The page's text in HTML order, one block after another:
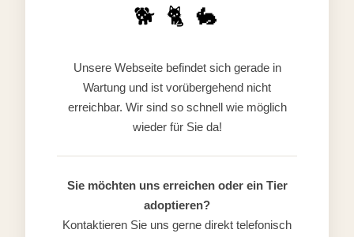
🐕 🐈 🐇
Unsere Webseite befindet sich gerade in
Wartung und ist vorübergehend nicht
erreichbar. Wir sind so schnell wie möglich
wieder für Sie da!
Sie möchten uns erreichen oder ein Tier
adoptieren?
Kontaktieren Sie uns gerne direkt telefonisch